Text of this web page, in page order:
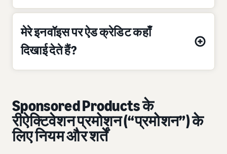
मेरे इनवॉइस पर ऐड क्रेडिट कहाँ
दिखाई देते हैं?
Sponsored Products के
रीऐक्टिवेशन प्रमोशन (“प्रमोशन”) के
लिए नियम और शर्तें